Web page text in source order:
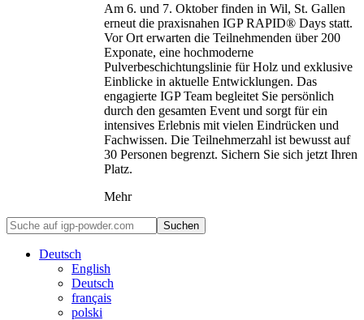
Am 6. und 7. Oktober finden in Wil, St. Gallen
erneut die praxisnahen IGP RAPID® Days statt.
Vor Ort erwarten die Teilnehmenden über 200
Exponate, eine hochmoderne
Pulverbeschichtungslinie für Holz und exklusive
Einblicke in aktuelle Entwicklungen. Das
engagierte IGP Team begleitet Sie persönlich
durch den gesamten Event und sorgt für ein
intensives Erlebnis mit vielen Eindrücken und
Fachwissen. Die Teilnehmerzahl ist bewusst auf
30 Personen begrenzt. Sichern Sie sich jetzt Ihren
Platz.
Mehr
Suchen
Deutsch
English
Deutsch
français
polski